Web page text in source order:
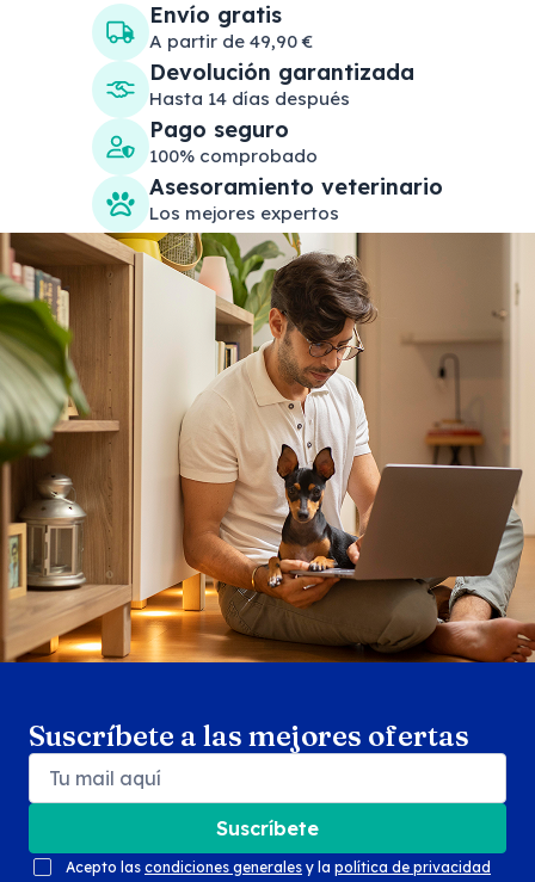
Envío gratis
A partir de 49,90 €
Devolución garantizada
Hasta 14 días después
Pago seguro
100% comprobado
Asesoramiento veterinario
Los mejores expertos
Suscríbete a las mejores ofertas
Suscríbete
Acepto las condiciones generales y la política de privacidad
Search products